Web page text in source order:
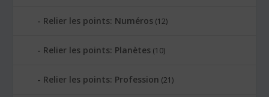
Relier les points: Numéros (12)
Relier les points: Planètes (10)
Relier les points: Profession (21)